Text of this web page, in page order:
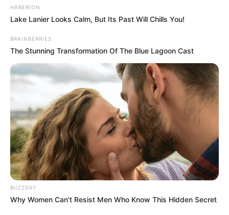
HABERION
Lake Lanier Looks Calm, But Its Past Will Chills You!
BRAINBERRIES
The Stunning Transformation Of The Blue Lagoon Cast
BUZZDAY
Why Women Can't Resist Men Who Know This Hidden Secret